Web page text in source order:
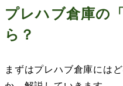
プレハブ倉庫の
ら？
まずはプレハブ倉庫には